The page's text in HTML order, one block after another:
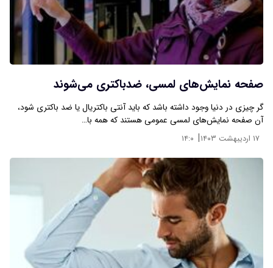
صفحه نمایش‌های لمسی، ضدباکتری می‌شوند
گر چیزی در دنیا وجود داشته باشد که باید آنتی باکتریال یا ضد باکتری شود،
آن صفحه‌ نمایش‌های لمسی عمومی هستند که همه با…
۱۷ اردیبهشت ۱۴۰۳ | ۱۴:۰